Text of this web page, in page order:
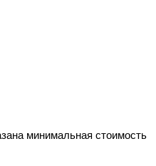
минимальная стоимость